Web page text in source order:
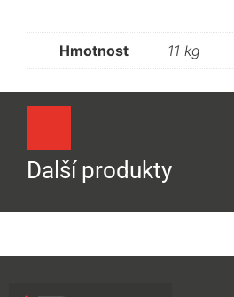
Další produkty
Hmotnost 11 kg